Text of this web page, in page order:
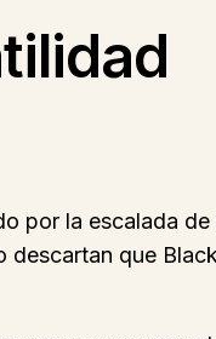
por la escalada
descartan que